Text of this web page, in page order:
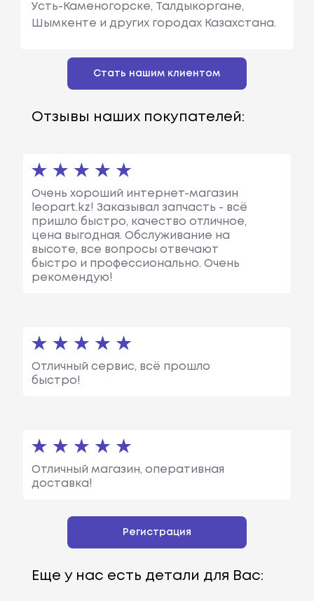
Усть-Каменогорске, Талдыкоргане,
Шымкенте и других городах Казахстана.
Стать нашим клиентом
Отзывы наших покупателей:
Очень хороший интернет-магазин
leopart.kz! Заказывал запчасть - всё
пришло быстро, качество отличное,
цена выгодная. Обслуживание на
высоте, все вопросы отвечают
быстро и профессионально. Очень
рекомендую!
Отличный сервис, всё прошло
быстро!
Отличный магазин, оперативная
доставка!
Регистрация
Еще у нас есть детали для Вас: